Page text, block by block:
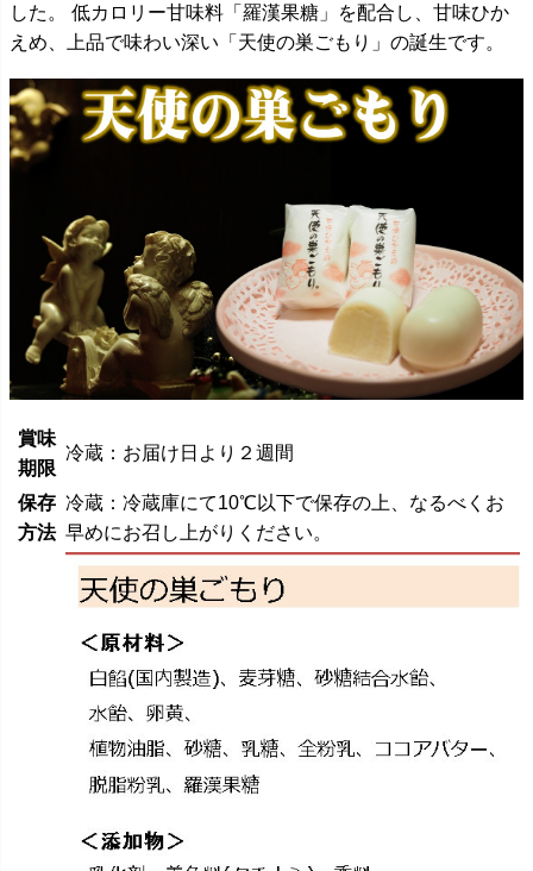
した。 低カロリー甘味料「羅漢果糖」を配合し、甘味ひか
えめ、上品で味わい深い「天使の巣ごもり」の誕生です。
賞味
期限
冷蔵：お届け日より２週間
保存
方法
冷蔵：冷蔵庫にて10℃以下で保存の上、なるべくお
早めにお召し上がりください。